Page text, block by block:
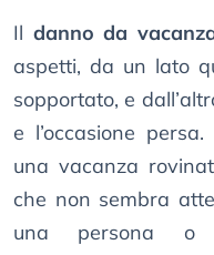
Il danno da
aspetti, da un lato
sopportato, e
e l’occasione
una vacanza
che non sembra
una persona o